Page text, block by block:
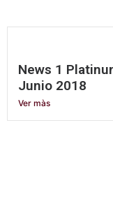
News 1
Junio 2018
Ver màs